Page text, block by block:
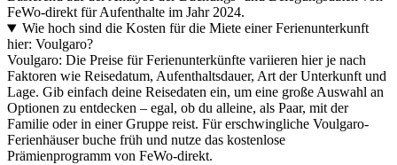
FeWo-direkt für Aufenthalte im Jahr 2024.
Wie hoch sind die Kosten für die Miete einer Ferienunterkunft
hier: Voulgaro?
Voulgaro: Die Preise für Ferienunterkünfte variieren hier je nach
Faktoren wie Reisedatum, Aufenthaltsdauer, Art der Unterkunft und
Lage. Gib einfach deine Reisedaten ein, um eine große Auswahl an
Optionen zu entdecken – egal, ob du alleine, als Paar, mit der
Familie oder in einer Gruppe reist. Für erschwingliche Voulgaro-
Ferienhäuser buche früh und nutze das kostenlose
Prämienprogramm von FeWo-direkt.